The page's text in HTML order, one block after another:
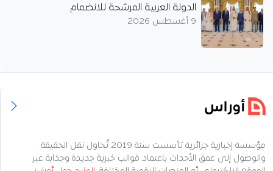
الدولة العربية المرشحة للانضمام
9 أغسطس 2026
مؤسسة إخبارية جزائرية تأسست سنة 2019 تُحاول نقل الحقيقة
والوصول إلى عمق الأحداث باعتماد قوالب خبرية جديدة وجذابة عبر